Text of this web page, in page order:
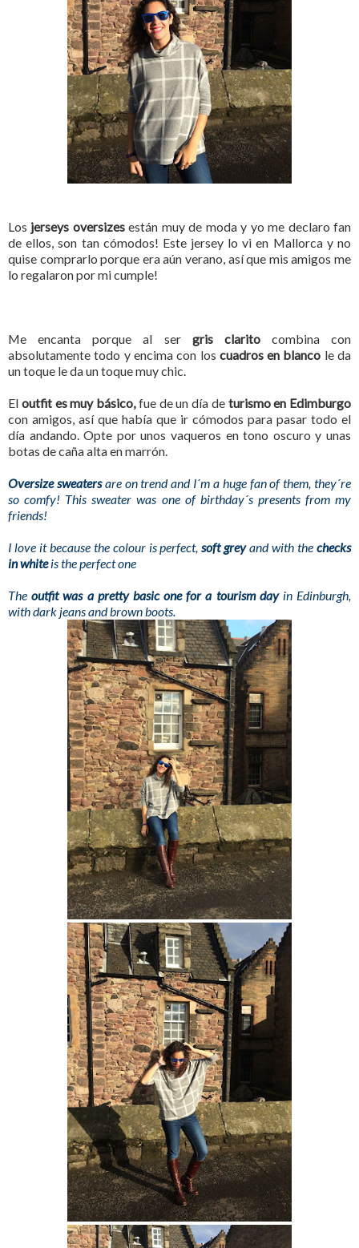
Los jerseys oversizesestán muy de moda y yo me declaro fan
de ellos, son tan cómodos! Este jersey lo vi en Mallorca y no
quise comprarlo porque era aún verano, así que mis amigos me
lo regalaron por mi cumple!
Me encanta porque al ser gris claritocombina con
absolutamente todo y encima con los cuadros en blanco le da
un toque le da un toque muy chic.
El outfit es muy básico,fue de un día de turismo en Edimburgo
con amigos, así que había que ir cómodos para pasar todo el
día andando. Opte por unos vaqueros en tono oscuro y unas
botas de caña alta en marrón.
Oversize sweatersare on trend and I´m a huge fan of them, they´re
so comfy! This sweater was one of birthday´s presents from my
friends!
I love it because the colour is perfect,soft greyand with thechecks
in whiteis the perfect one
Theoutfit was a pretty basic one for a tourism dayin Edinburgh,
with dark jeans and brown boots.